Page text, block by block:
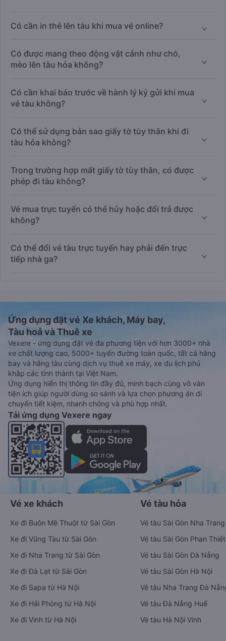
Có cần in thẻ lên tàu khi mua vé online?
Có được mang theo động vật cảnh như chó,
mèo lên tàu hỏa không?
Có cần khai báo trước về hành lý ký gửi khi mua
vé tàu không?
Có thể sử dụng bản sao giấy tờ tùy thân khi đi
tàu hỏa không?
Trong trường hợp mất giấy tờ tùy thân, có được
phép đi tàu không?
Vé mua trực tuyến có thể hủy hoặc đổi trả được
không?
Có thể đổi vé tàu trực tuyến hay phải đến trực
tiếp nhà ga?
Ứng dụng đặt vé Xe khách, Máy bay,
Tàu hoả và Thuê xe
Vexere - ứng dụng đặt vé đa phương tiện với hơn 3000+ nhà
xe chất lượng cao, 5000+ tuyến đường toàn quốc, tất cả hãng
bay và hãng tàu cùng dịch vụ thuê xe máy, xe du lịch phủ
khắp các tỉnh thành tại Việt Nam.
Ứng dụng hiển thị thông tin đầy đủ, minh bạch cùng vô vàn
tiện ích giúp người dùng so sánh và lựa chọn phương án di
chuyển tiết kiệm, nhanh chóng và phù hợp nhất.
Tải ứng dụng Vexere ngay
Vé xe khách
Xe đi Buôn Mê Thuột từ Sài Gòn
Xe đi Vũng Tàu từ Sài Gòn
Xe đi Nha Trang từ Sài Gòn
Xe đi Đà Lạt từ Sài Gòn
Xe đi Sapa từ Hà Nội
Xe đi Hải Phòng từ Hà Nội
Xe đi Vinh từ Hà Nội
Vé tàu hỏa
Vé tàu Sài Gòn Nha Trang
Vé tàu Sài Gòn Phan Thiết
Vé tàu Sài Gòn Đà Nẵng
Vé tàu Sài Gòn Hà Nội
Vé tàu Nha Trang Đà
Vé tàu Đà Nẵng Huế
Vé tàu Hà Nội Vinh